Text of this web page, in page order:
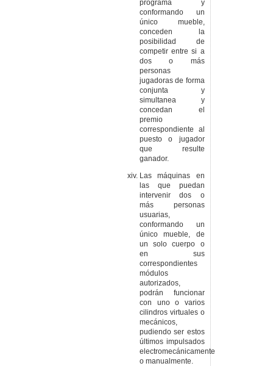
programa y
conformando un
único mueble,
conceden la
posibilidad de
competir entre si a
dos o más
personas
jugadoras de forma
conjunta y
simultanea y
concedan el
premio
correspondiente al
puesto o jugador
que resulte
ganador.
Las máquinas en
las que puedan
intervenir dos o
más personas
usuarias,
conformando un
único mueble, de
un solo cuerpo o
en sus
correspondientes
módulos
autorizados,
podrán funcionar
con uno o varios
cilindros virtuales o
mecánicos,
pudiendo ser estos
últimos impulsados
electromecánicamente
o manualmente.